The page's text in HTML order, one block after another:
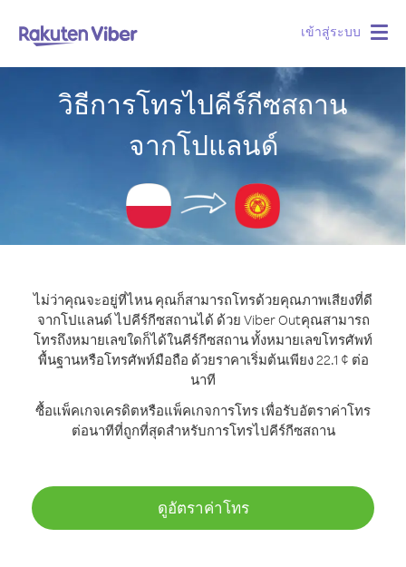
เข้าสู่ระบบ
วิธีการโทรไปคีร์กีซสถาน
จากโปแลนด์
ไม่ว่าคุณจะอยู่ที่ไหน คุณก็สามารถโทรด้วยคุณภาพเสียงที่ดี
จากโปแลนด์ ไปคีร์กีซสถานได้ ด้วย Viber Outคุณสามารถ
โทรถึงหมายเลขใดก็ได้ในคีร์กีซสถาน ทั้งหมายเลขโทรศัพท์
พื้นฐานหรือโทรศัพท์มือถือ ด้วยราคาเริ่มต้นเพียง 22.1 ¢ ต่อ
นาที
ซื้อแพ็คเกจเครดิตหรือแพ็คเกจการโทร เพื่อรับอัตราค่าโทร
ต่อนาทีที่ถูกที่สุดสำหรับการโทรไปคีร์กีซสถาน
ดูอัตราค่าโทร